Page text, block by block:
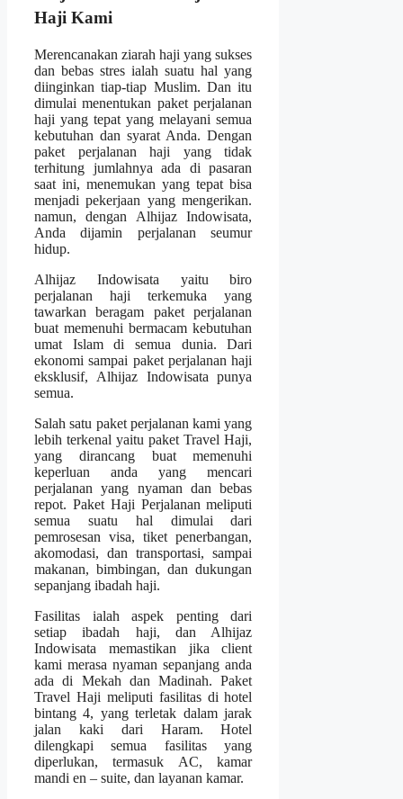
Haji Kami
Merencanakan ziarah haji yang sukses
dan bebas stres ialah suatu hal yang
diinginkan tiap-tiap Muslim. Dan itu
dimulai menentukan paket perjalanan
haji yang tepat yang melayani semua
kebutuhan dan syarat Anda. Dengan
paket perjalanan haji yang tidak
terhitung jumlahnya ada di pasaran
saat ini, menemukan yang tepat bisa
menjadi pekerjaan yang mengerikan.
namun, dengan Alhijaz Indowisata,
Anda dijamin perjalanan seumur
hidup.
Alhijaz Indowisata yaitu biro
perjalanan haji terkemuka yang
tawarkan beragam paket perjalanan
buat memenuhi bermacam kebutuhan
umat Islam di semua dunia. Dari
ekonomi sampai paket perjalanan haji
eksklusif, Alhijaz Indowisata punya
semua.
Salah satu paket perjalanan kami yang
lebih terkenal yaitu paket Travel Haji,
yang dirancang buat memenuhi
keperluan anda yang mencari
perjalanan yang nyaman dan bebas
repot. Paket Haji Perjalanan meliputi
semua suatu hal dimulai dari
pemrosesan visa, tiket penerbangan,
akomodasi, dan transportasi, sampai
makanan, bimbingan, dan dukungan
sepanjang ibadah haji.
Fasilitas ialah aspek penting dari
setiap ibadah haji, dan Alhijaz
Indowisata memastikan jika client
kami merasa nyaman sepanjang anda
ada di Mekah dan Madinah. Paket
Travel Haji meliputi fasilitas di hotel
bintang 4, yang terletak dalam jarak
jalan kaki dari Haram. Hotel
dilengkapi semua fasilitas yang
diperlukan, termasuk AC, kamar
mandi en – suite, dan layanan kamar.